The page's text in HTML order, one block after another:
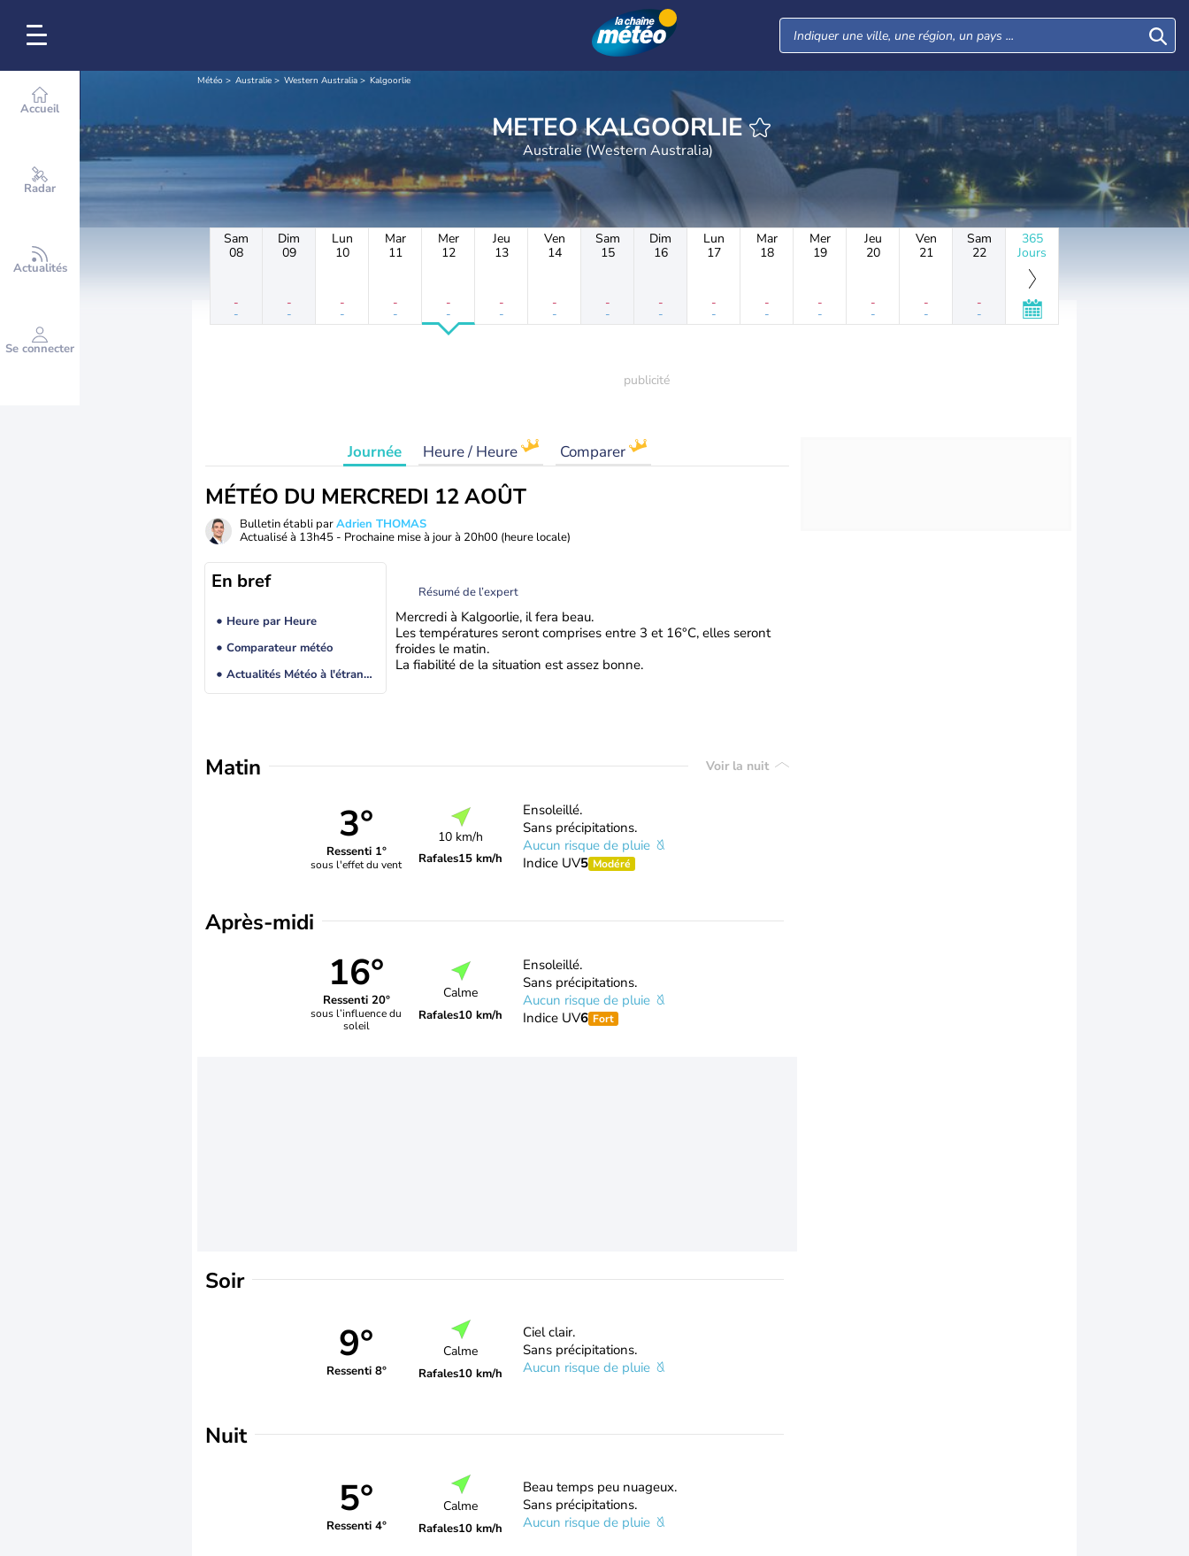
Accueil
Radar
Actualités
Se connecter
Météo Australie Western Australia Kalgoorlie
METEO KALGOORLIE
Australie (Western Australia)
Sam
08
-
-
Dim
09
-
-
Lun
10
-
-
Mar
11
-
-
Mer
12
-
-
Jeu
13
-
-
Ven
14
-
-
Sam
15
-
-
Dim
16
-
-
Lun
17
-
-
Mar
18
-
-
Mer
19
-
-
Jeu
20
-
-
Ven
21
-
-
Sam
22
-
-
365
Jours
Journée Heure / Heure Comparer
MÉTÉO DU MERCREDI 12 AOÛT
Bulletin établi parAdrien THOMAS
Actualisé à 13h45 - Prochaine mise à jour à 20h00 (heure locale)
En bref
Heure par Heure
Comparateur météo
Actualités Météo à l'étranger
Résumé de l’expert
Mercredi à Kalgoorlie, il fera beau.
Les températures seront comprises entre 3 et 16°C, elles seront
froides le matin.
La fiabilité de la situation est assez bonne.
Matin Voir la nuit
3°
Ressenti 1°
sous l'effet du vent
10 km/h
Rafales15 km/h
Ensoleillé.
Sans précipitations.
Aucun risque de pluie
Indice UV5 Modéré
Après-midi
16°
Ressenti 20°
sous l’influence du
soleil
Calme
Rafales10 km/h
Ensoleillé.
Sans précipitations.
Aucun risque de pluie
Indice UV6 Fort
Soir
9°
Ressenti 8°
Calme
Rafales10 km/h
Ciel clair.
Sans précipitations.
Aucun risque de pluie
Nuit
5°
Ressenti 4°
Calme
Rafales10 km/h
Beau temps peu nuageux.
Sans précipitations.
Aucun risque de pluie